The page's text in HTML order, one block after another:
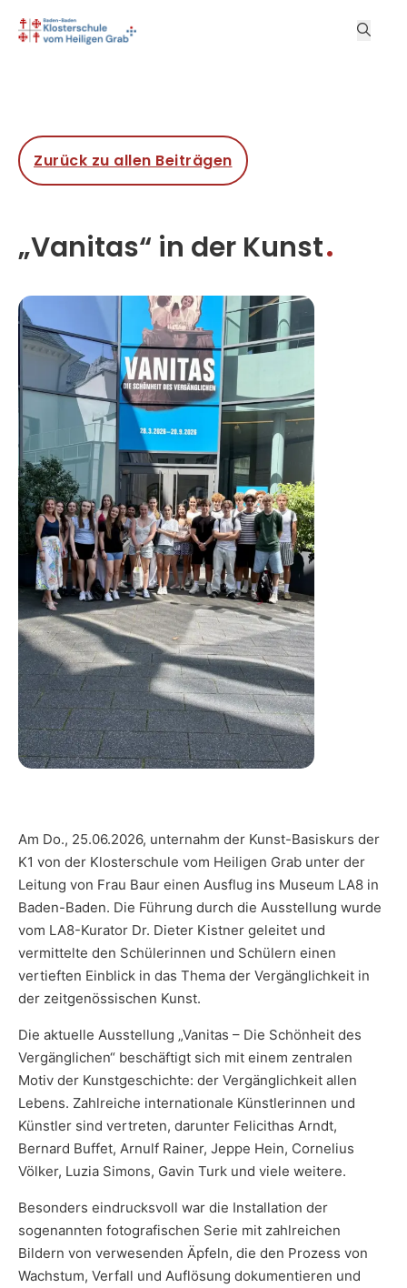
Zurück zu allen Beiträgen
„Vanitas“ in der Kunst
Am Do., 25.06.2026, unternahm der Kunst-Basiskurs der
K1 von der Klosterschule vom Heiligen Grab unter der
Leitung von Frau Baur einen Ausflug ins Museum LA8 in
Baden-Baden. Die Führung durch die Ausstellung wurde
vom LA8-Kurator Dr. Dieter Kistner geleitet und
vermittelte den Schülerinnen und Schülern einen
vertieften Einblick in das Thema der Vergänglichkeit in
der zeitgenössischen Kunst.
Die aktuelle Ausstellung „Vanitas – Die Schönheit des
Vergänglichen“ beschäftigt sich mit einem zentralen
Motiv der Kunstgeschichte: der Vergänglichkeit allen
Lebens. Zahlreiche internationale Künstlerinnen und
Künstler sind vertreten, darunter Felicithas Arndt,
Bernard Buffet, Arnulf Rainer, Jeppe Hein, Cornelius
Völker, Luzia Simons, Gavin Turk und viele weitere.
Besonders eindrucksvoll war die Installation der
sogenannten fotografischen Serie mit zahlreichen
Bildern von verwesenden Äpfeln, die den Prozess von
Wachstum, Verfall und Auflösung dokumentieren und